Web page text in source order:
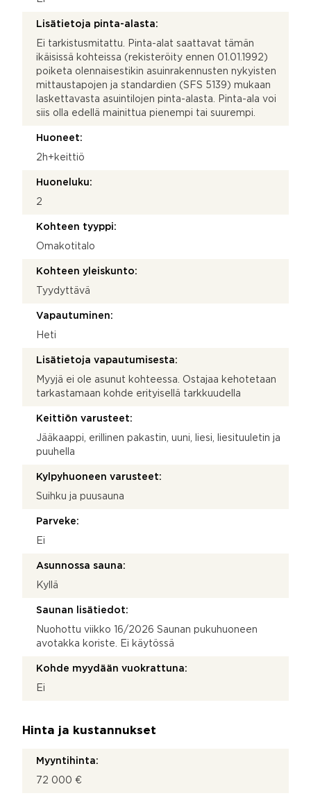
Lisätietoja pinta-alasta:
Ei tarkistusmitattu. Pinta-alat saattavat tämän
ikäisissä kohteissa (rekisteröity ennen 01.01.1992)
poiketa olennaisestikin asuinrakennusten nykyisten
mittaustapojen ja standardien (SFS 5139) mukaan
laskettavasta asuintilojen pinta-alasta. Pinta-ala voi
siis olla edellä mainittua pienempi tai suurempi.
Huoneet:
2h+keittiö
Huoneluku:
2
Kohteen tyyppi:
Omakotitalo
Kohteen yleiskunto:
Tyydyttävä
Vapautuminen:
Heti
Lisätietoja vapautumisesta:
Myyjä ei ole asunut kohteessa. Ostajaa kehotetaan
tarkastamaan kohde erityisellä tarkkuudella
Keittiön varusteet:
Jääkaappi, erillinen pakastin, uuni, liesi, liesituuletin ja
puuhella
Kylpyhuoneen varusteet:
Suihku ja puusauna
Parveke:
Ei
Asunnossa sauna:
Kyllä
Saunan lisätiedot:
Nuohottu viikko 16/2026 Saunan pukuhuoneen
avotakka koriste. Ei käytössä
Kohde myydään vuokrattuna:
Ei
Hinta ja kustannukset
Myyntihinta:
72 000 €